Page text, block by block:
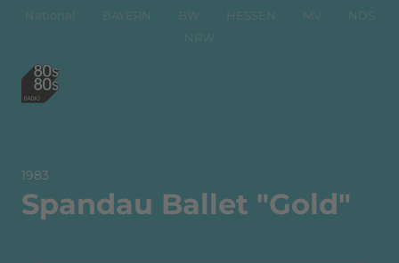
National BAYERN BW HESSEN MV
NDS
NRW
1983
Spandau Ballet "Gold"